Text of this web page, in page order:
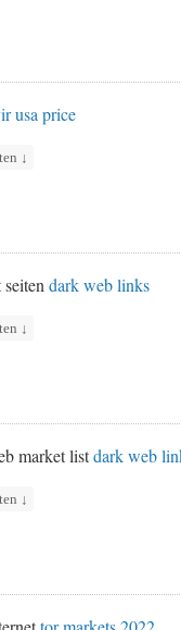
usa price
↓
dark web links
↓
market listdark web
↓